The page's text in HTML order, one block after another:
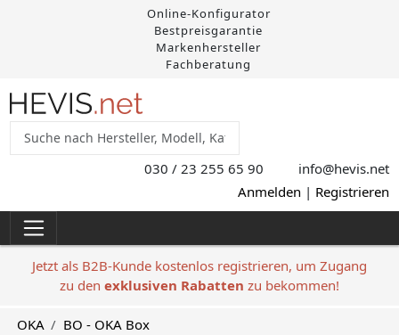
Online-Konfigurator
Bestpreisgarantie
Markenhersteller
Fachberatung
030 / 23 255 65 90 info@hevis.net
Anmelden | Registrieren
Jetzt als B2B-Kunde kostenlos registrieren, um Zugang
zu den exklusiven Rabatten zu bekommen!
OKA BO - OKA Box